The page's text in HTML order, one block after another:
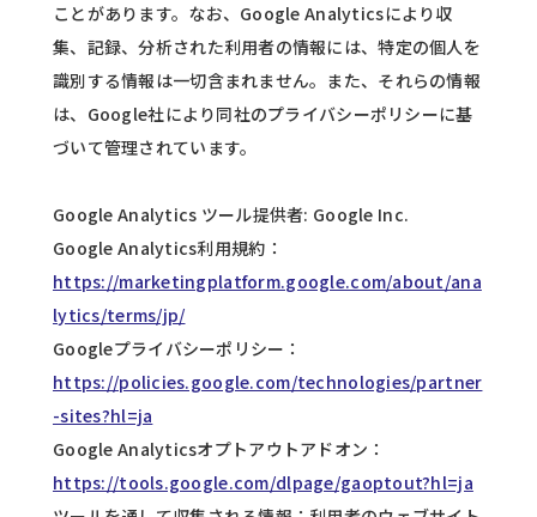
ことがあります。なお、Google Analyticsにより収
集、記録、分析された利用者の情報には、特定の個人を
識別する情報は一切含まれません。また、それらの情報
は、Google社により同社のプライバシーポリシーに基
づいて管理されています。
Google Analytics ツール提供者: Google Inc.
Google Analytics利用規約：
https://marketingplatform.google.com/about/ana
lytics/terms/jp/
Googleプライバシーポリシー：
https://policies.google.com/technologies/partner
-sites?hl=ja
Google Analyticsオプトアウトアドオン：
https://tools.google.com/dlpage/gaoptout?hl=ja